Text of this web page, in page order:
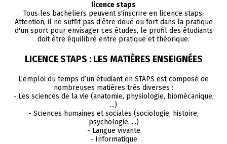
licence staps
Tous les bacheliers peuvent s'inscrire en licence staps.
Attention, il ne suffit pas d’être doué ou fort dans la pratique
d'un sport pour envisager ces études, le profil des étudiants
doit être équilibré entre pratique et théorique.
LICENCE STAPS : LES MATIÈRES ENSEIGNÉES
L’emploi du temps d’un étudiant en STAPS est composé de
nombreuses matières très diverses :
- Les sciences de la vie (anatomie, physiologie, biomécanique,
...)
- Sciences humaines et sociales (sociologie, histoire,
psychologie, ...)
- Langue vivante
- Informatique